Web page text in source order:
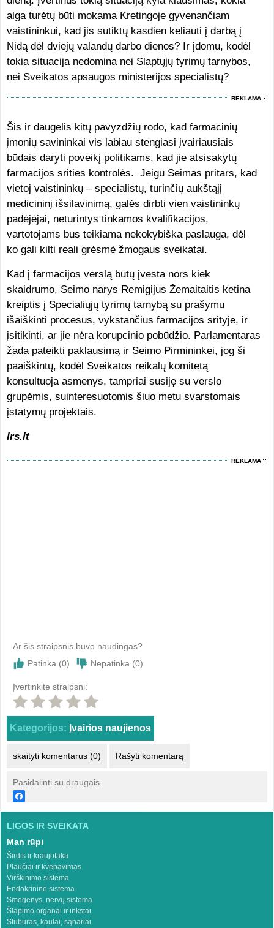
alga turėtų būti mokama Kretingoje gyvenančiam
vaistininkui, kad jis sutiktų kasdien keliauti į darbą į
Nidą dėl dviejų valandų darbo dienos? Ir įdomu, kodėl
tokia situacija nedomina nei Slaptųjų tyrimų tarnybos,
nei Sveikatos apsaugos ministerijos specialistų?
REKLAMA
Šis ir daugelis kitų pavyzdžių rodo, kad farmacinių
įmonių savininkai vis labiau stengiasi įvairiausiais
būdais daryti poveikį politikams, kad jie atsisakytų
farmacijos srities kontrolės. Jeigu Seimas pritars, kad
vietoj vaistininkų – specialistų, turinčių aukštąjį
medicininį išsilavinimą, galės dirbti vien vaistininkų
padėjėjai, neturintys tinkamos kvalifikacijos,
vartotojams bus teikiama nekokybiška paslauga, dėl
ko gali kilti reali grėsmė žmogaus sveikatai.
Kad į farmacijos verslą būtų įvesta nors kiek
skaidrumo, Seimo narys Remigijus Žemaitaitis ketina
kreiptis į Specialiųjų tyrimų tarnybą su prašymu
išaiškinti procesus, vykstančius farmacijos srityje, ir
įsitikinti, ar jie nėra korupcinio pobūdžio. Parlamentaras
žada pateikti paklausimą ir Seimo Pirmininkei, jog ši
paaiškintų, kodėl Sveikatos reikalų komitetą
konsultuoja asmenys, tampriai susiję su verslo
grupėmis, suinteresuotomis šiuo metu svarstomais
įstatymų projektais.
lrs.lt
REKLAMA
Ar šis straipsnis buvo naudingas?
Patinka (0) Nepatinka (0)
Įvertinkite straipsni:
Kategorijos: Įvairios naujienos
skaityti komentarus (0) Rašyti komentarą
Pasidalinti su draugais
LIGOS IR SVEIKATA
Man rūpi
Širdis ir kraujotaka
Plaučiai ir kvėpavimas
Virškinimo sistema
Endokrininė sistema
Smegenys, nervų sistema
Šlapimo organai ir inkstai
Stuburas, kaulai, sąnariai